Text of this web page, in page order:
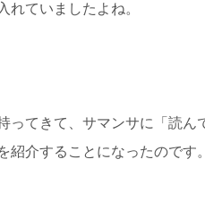
れていましたよね。
ってきて、サマンサに「読
紹介することになったので